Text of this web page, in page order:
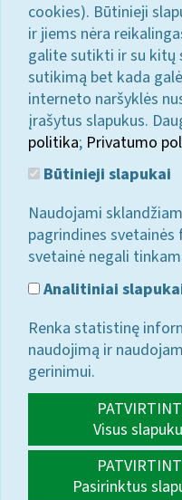
cookies). Būtinieji
ir jiems nėra
galite sutikti ir su kitų
sutikimą bet kada
interneto naršyklės
įrašytus slapukus.
politika; Privatumo
Būtinieji slapukai
Naudojami
pagrindines svetainės
svetainė negali
Analitiniai
Renka statistinę
naudojimą ir
gerinimui.
Visus
Pasirinktus